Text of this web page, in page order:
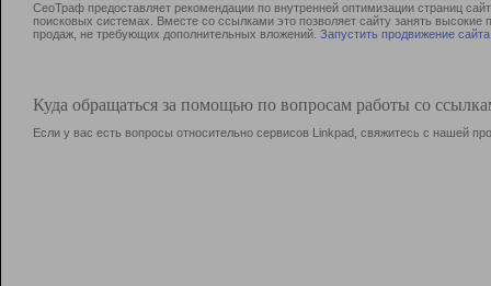
СеоТраф предоставляет рекомендации по внутренней оптимизации страниц
поисковых системах. Вместе со ссылками это позволяет сайту занять
продаж, не требующих дополнительных вложений. Запустить продвижение сайта
Куда обращаться за помощью по вопросам работы со
Если у вас есть вопросы относительно сервисов Linkpad, свяжитесь с нашей